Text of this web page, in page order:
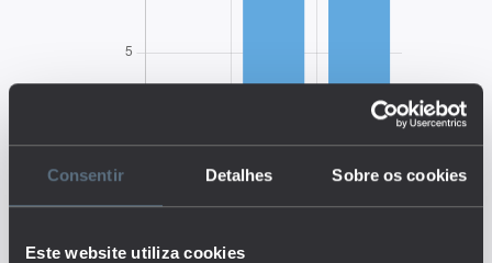
Consentir Detalhes Sobre os cookies
Este website utiliza cookies
EDUSTAT 2026
O indicador mede a contribuição